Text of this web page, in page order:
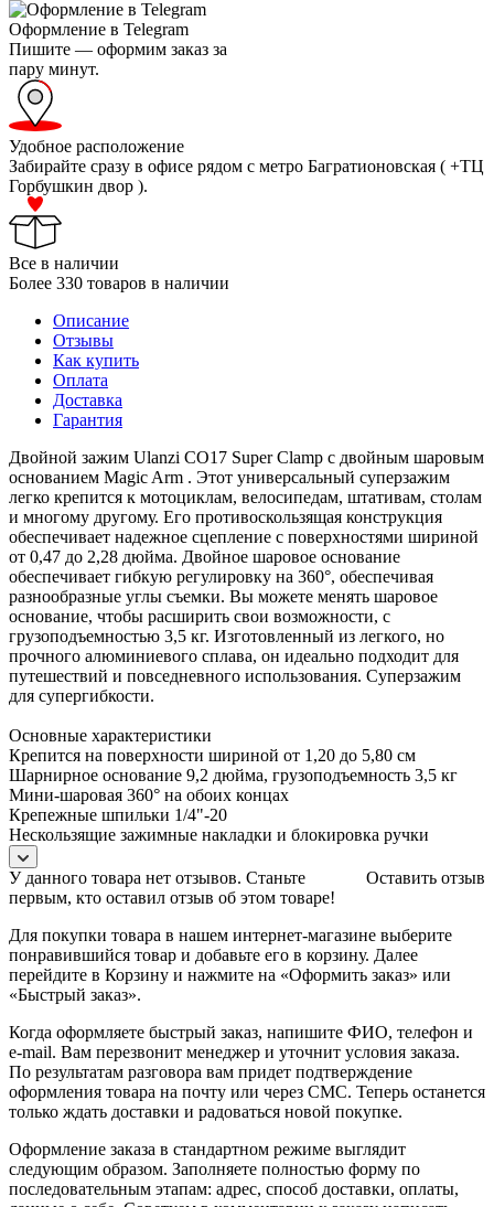
Оформление в Telegram
Пишите — оформим заказ за
пару минут.
Удобное расположение
Забирайте сразу в офисе рядом с метро Багратионовская ( +ТЦ
Горбушкин двор ).
Все в наличии
Более 330 товаров в наличии
Описание
Отзывы
Как купить
Оплата
Доставка
Гарантия
Двойной зажим Ulanzi CO17 Super Clamp с двойным шаровым
основанием Magic Arm . Этот универсальный суперзажим
легко крепится к мотоциклам, велосипедам, штативам, столам
и многому другому. Его противоскользящая конструкция
обеспечивает надежное сцепление с поверхностями шириной
от 0,47 до 2,28 дюйма. Двойное шаровое основание
обеспечивает гибкую регулировку на 360°, обеспечивая
разнообразные углы съемки. Вы можете менять шаровое
основание, чтобы расширить свои возможности, с
грузоподъемностью 3,5 кг. Изготовленный из легкого, но
прочного алюминиевого сплава, он идеально подходит для
путешествий и повседневного использования. Суперзажим
для супергибкости.
Основные характеристики
Крепится на поверхности шириной от 1,20 до 5,80 см
Шарнирное основание 9,2 дюйма, грузоподъемность 3,5 кг
Мини-шаровая 360° на обоих концах
Крепежные шпильки 1/4"-20
Нескользящие зажимные накладки и блокировка ручки
Оставить отзыв
У данного товара нет отзывов. Станьте
первым, кто оставил отзыв об этом товаре!
Для покупки товара в нашем интернет-магазине выберите
понравившийся товар и добавьте его в корзину. Далее
перейдите в Корзину и нажмите на «Оформить заказ» или
«Быстрый заказ».
Когда оформляете быстрый заказ, напишите ФИО, телефон и
e-mail. Вам перезвонит менеджер и уточнит условия заказа.
По результатам разговора вам придет подтверждение
оформления товара на почту или через СМС. Теперь останется
только ждать доставки и радоваться новой покупке.
Оформление заказа в стандартном режиме выглядит
следующим образом. Заполняете полностью форму по
последовательным этапам: адрес, способ доставки, оплаты,